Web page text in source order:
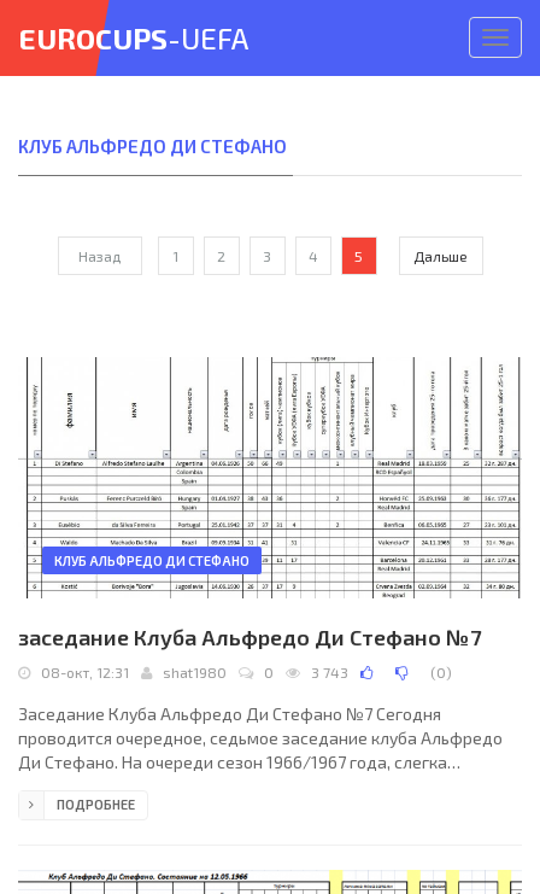
меню
EUROCUPS-UEFA
КЛУБ АЛЬФРЕДО ДИ СТЕФАНО
Назад 1 2 3 4 5 Дальше
КЛУБ АЛЬФРЕДО ДИ СТЕФАНО
заседание Клуба Альфредо Ди Стефано №7
08-окт, 12:31 shat1980 0 3 743 (0)
Заседание Клуба Альфредо Ди Стефано №7 Сегодня
проводится очередное, седьмое заседание клуба Альфредо
Ди Стефано. На очереди сезон 1966/1967 года, слегка
голевой баланс Эйсебио, забив четыре гола, что не помогло
Немного больше в плане продвижения вверх по таблице
ПОДРОБНЕЕ